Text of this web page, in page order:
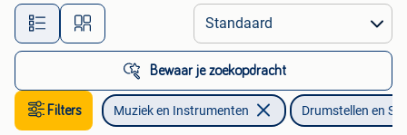
Alle afstanden…
Bewaar je zoekopdracht
Filters Muziek en Instrumenten Drumstellen en